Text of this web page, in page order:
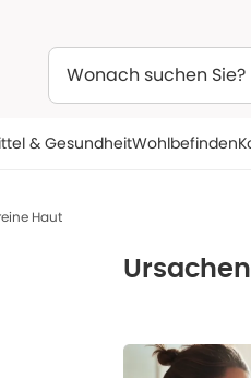
& GesundheitWohlbefinden
Haut